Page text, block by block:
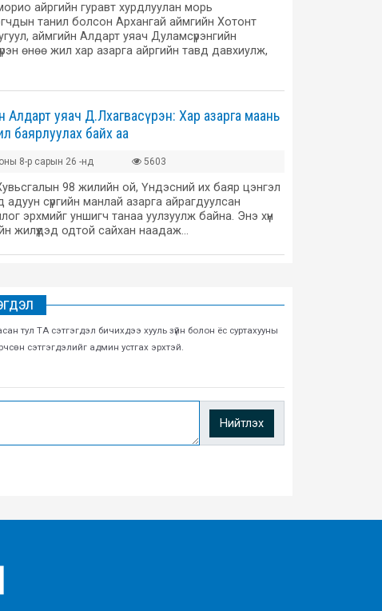
айргийн гуравт хурдлуулан морь
танил болсон Архангай аймгийн Хотонт
аймгийн Алдарт уяач Дуламсүрэнгийн
өнөө жил хар азарга айргийн тавд давхиулж,
Алдарт уяач Д.Лхагвасүрэн: Хар азарга маань
баярлуулах байх аа
8-р сарын 26 -нд 5603
98 жилийн ой, Үндэсний их баяр цэнгэл
сүргийн манлай азарга айрагдуулсан
эрхмийг уншигч танаа уулзуулж байна. Энэ хүн
жилүүдэд одтой сайхан наадаж…
тул ТА сэтгэгдэл бичихдээ хууль зүйн болон ёс суртахууны
сэтгэгдэлийг админ устгах эрхтэй.
Нийтлэх